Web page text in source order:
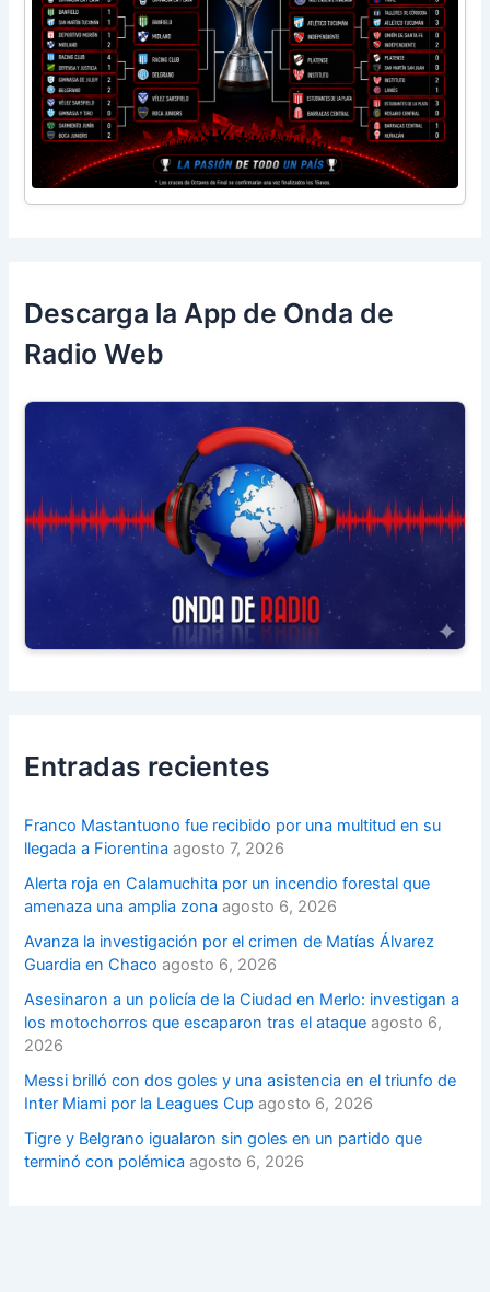
Descarga la App de Onda de
Radio Web
Entradas recientes
Franco Mastantuono fue recibido por una multitud en su
llegada a Fiorentina agosto 7, 2026
Alerta roja en Calamuchita por un incendio forestal que
amenaza una amplia zona agosto 6, 2026
Avanza la investigación por el crimen de Matías Álvarez
Guardia en Chaco agosto 6, 2026
Asesinaron a un policía de la Ciudad en Merlo: investigan a
los motochorros que escaparon tras el ataque agosto 6,
2026
Messi brilló con dos goles y una asistencia en el triunfo de
Inter Miami por la Leagues Cup agosto 6, 2026
Tigre y Belgrano igualaron sin goles en un partido que
terminó con polémica agosto 6, 2026